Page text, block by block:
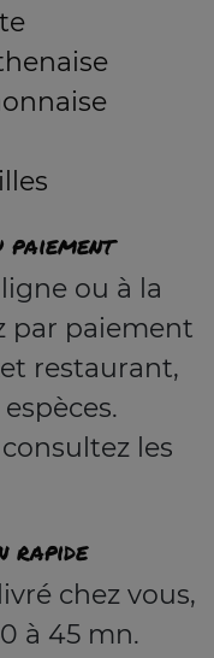
paiement
ou à la
par paiement
restaurant,
les
rapide
chez vous,
à 45 mn.